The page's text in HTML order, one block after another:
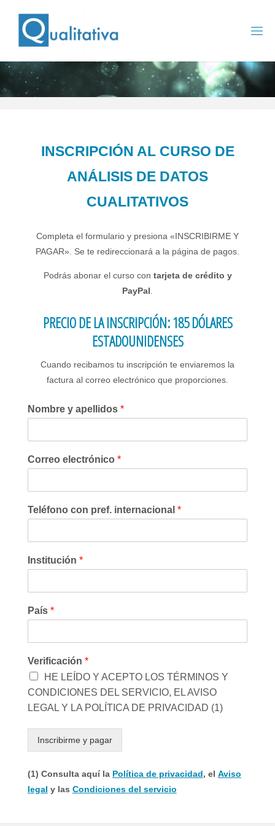
contenido
INSCRIPCIÓN AL CURSO DE
ANÁLISIS DE DATOS
CUALITATIVOS
Completa el formulario y presiona «INSCRIBIRME Y
PAGAR». Se te redireccionará a la página de pagos.
Podrás abonar el curso con tarjeta de crédito y
PayPal.
PRECIO DE LA INSCRIPCIÓN: 185 DÓLARES
ESTADOUNIDENSES
Cuando recibamos tu inscripción te enviaremos la
factura al correo electrónico que proporciones.
Nombre y apellidos *
Correo electrónico *
Teléfono con pref. internacional *
Institución *
País *
Verificación *
HE LEÍDO Y ACEPTO LOS TÉRMINOS Y
CONDICIONES DEL SERVICIO, EL AVISO
LEGAL Y LA POLÍTICA DE PRIVACIDAD (1)
Inscribirme y pagar
(1) Consulta aquí la Política de privacidad, el Aviso
legal y las Condiciones del servicio